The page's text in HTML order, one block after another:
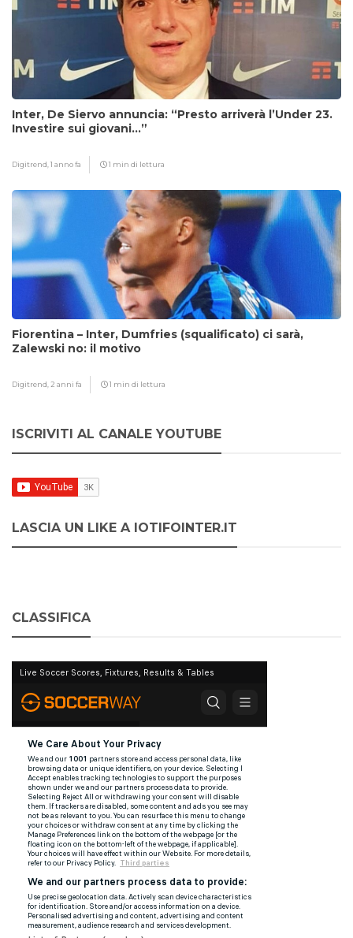
Inter, De Siervo annuncia: “Presto arriverà l’Under 23.
Investire sui giovani…”
Digitrend,1 anno fa 1 min di lettura
Fiorentina – Inter, Dumfries (squalificato) ci sarà,
Zalewski no: il motivo
Digitrend, 2 anni fa 1 min di lettura
ISCRIVITI AL CANALE YOUTUBE
LASCIA UN LIKE A IOTIFOINTER.IT
CLASSIFICA